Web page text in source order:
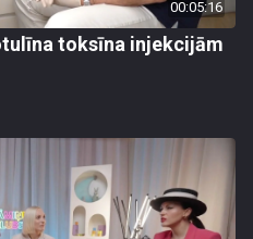
00:05:16
toksīna injekcijām